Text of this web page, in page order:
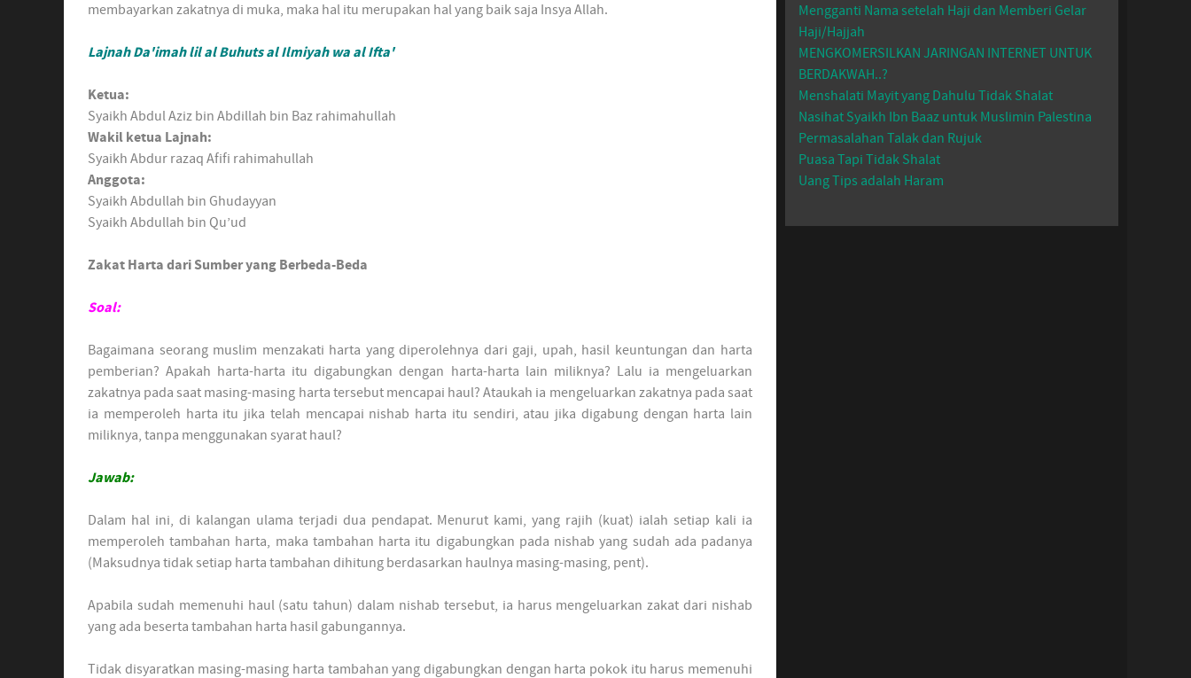
membayarkan zakatnya di muka, maka hal itu merupakan hal yang baik saja Insya Allah.
Lajnah Da'imah lil al Buhuts al Ilmiyah wa al Ifta'
Ketua:
Syaikh Abdul Aziz bin Abdillah bin Baz rahimahullah
Wakil ketua Lajnah:
Syaikh Abdur razaq Afifi rahimahullah
Anggota:
Syaikh Abdullah bin Ghudayyan
Syaikh Abdullah bin Qu’ud
Zakat Harta dari Sumber yang Berbeda-Beda
Soal:
Bagaimana seorang muslim menzakati harta yang diperolehnya dari gaji, upah, hasil keuntungan dan harta
pemberian? Apakah harta-harta itu digabungkan dengan harta-harta lain miliknya? Lalu ia mengeluarkan
zakatnya pada saat masing-masing harta tersebut mencapai haul? Ataukah ia mengeluarkan zakatnya pada saat
ia memperoleh harta itu jika telah mencapai nishab harta itu sendiri, atau jika digabung dengan harta lain
miliknya, tanpa menggunakan syarat haul?
Jawab:
Dalam hal ini, di kalangan ulama terjadi dua pendapat. Menurut kami, yang rajih (kuat) ialah setiap kali ia
memperoleh tambahan harta, maka tambahan harta itu digabungkan pada nishab yang sudah ada padanya
(Maksudnya tidak setiap harta tambahan dihitung berdasarkan haulnya masing-masing, pent).
Apabila sudah memenuhi haul (satu tahun) dalam nishab tersebut, ia harus mengeluarkan zakat dari nishab
yang ada beserta tambahan harta hasil gabungannya.
Tidak disyaratkan masing-masing harta tambahan yang digabungkan dengan harta pokok itu harus memenuhi
Mengganti Nama setelah Haji dan Memberi Gelar
Haji/Hajjah
MENGKOMERSILKAN JARINGAN INTERNET UNTUK
BERDAKWAH..?
Menshalati Mayit yang Dahulu Tidak Shalat
Nasihat Syaikh Ibn Baaz untuk Muslimin Palestina
Permasalahan Talak dan Rujuk
Puasa Tapi Tidak Shalat
Uang Tips adalah Haram